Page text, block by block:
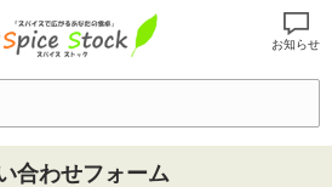
お知らせ
合わせフォーム